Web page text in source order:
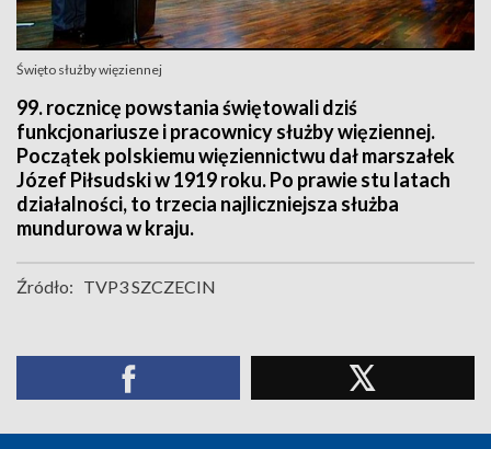
Święto służby więziennej
99. rocznicę powstania świętowali dziś
funkcjonariusze i pracownicy służby więziennej.
Początek polskiemu więziennictwu dał marszałek
Józef Piłsudski w 1919 roku. Po prawie stu latach
działalności, to trzecia najliczniejsza służba
mundurowa w kraju.
Źródło: TVP3 SZCZECIN